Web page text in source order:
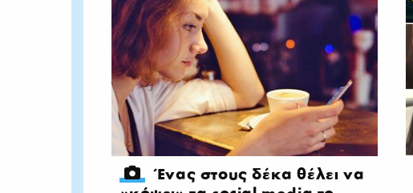
Ένας στους δέκα θέλει να